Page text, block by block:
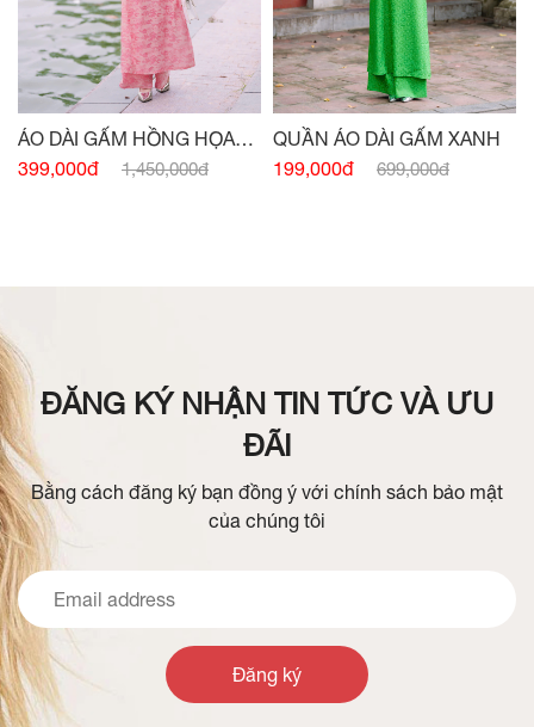
ÁO DÀI GẤM HỒNG HỌA
TIẾT
399,000đ 1,450,000đ
QUẦN ÁO DÀI GẤM XANH
199,000đ
699,000đ
ĐĂNG KÝ NHẬN TIN TỨC VÀ ƯU
ĐÃI
Bằng cách đăng ký bạn đồng ý với chính sách bảo mật
của chúng tôi
Đăng ký